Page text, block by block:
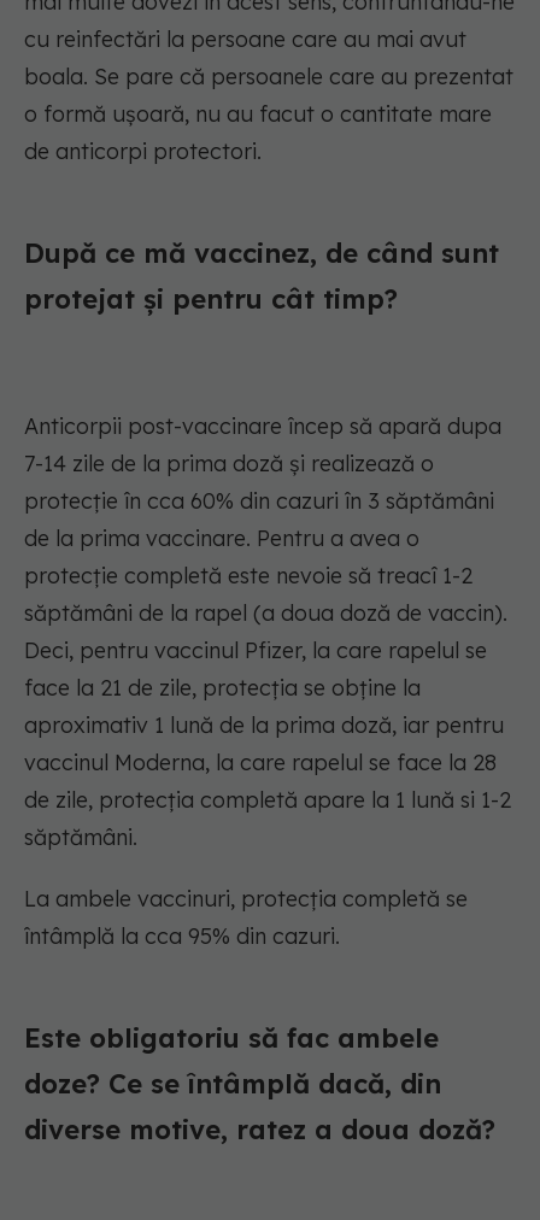
cu reinfectări la persoane care au mai avut
boala. Se pare că persoanele care au prezentat
o formă ușoară, nu au facut o cantitate mare
de anticorpi protectori.
După ce mă vaccinez, de când sunt
protejat și pentru cât timp?
Anticorpii post-vaccinare încep să apară dupa
7-14 zile de la prima doză și realizează o
protecție în cca 60% din cazuri în 3 săptămâni
de la prima vaccinare. Pentru a avea o
protecție completă este nevoie să treacî 1-2
săptămâni de la rapel (a doua doză de vaccin).
Deci, pentru vaccinul Pfizer, la care rapelul se
face la 21 de zile, protecția se obține la
aproximativ 1 lună de la prima doză, iar pentru
vaccinul Moderna, la care rapelul se face la 28
de zile, protecția completă apare la 1 lună si 1-2
săptămâni.
La ambele vaccinuri, protecția completă se
întâmplă la cca 95% din cazuri.
Este obligatoriu să fac ambele
doze? Ce se întâmplă dacă, din
diverse motive, ratez a doua doză?